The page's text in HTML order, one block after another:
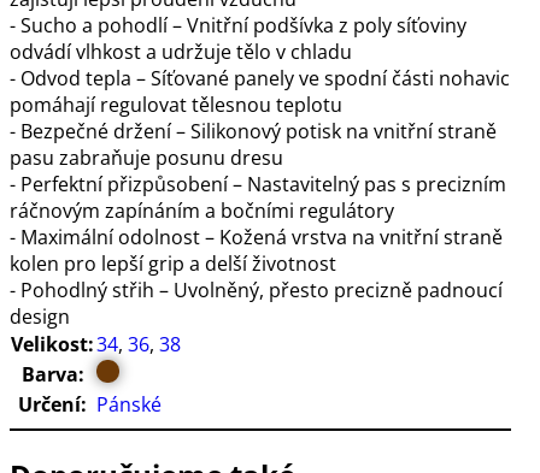
- Sucho a pohodlí – Vnitřní podšívka z poly síťoviny
odvádí vlhkost a udržuje tělo v chladu
- Odvod tepla – Síťované panely ve spodní části nohavic
pomáhají regulovat tělesnou teplotu
- Bezpečné držení – Silikonový potisk na vnitřní straně
pasu zabraňuje posunu dresu
- Perfektní přizpůsobení – Nastavitelný pas s precizním
ráčnovým zapínáním a bočními regulátory
- Maximální odolnost – Kožená vrstva na vnitřní straně
kolen pro lepší grip a delší životnost
- Pohodlný střih – Uvolněný, přesto precizně padnoucí
design
Velikost:34, 36, 38
Barva:
Určení: Pánské